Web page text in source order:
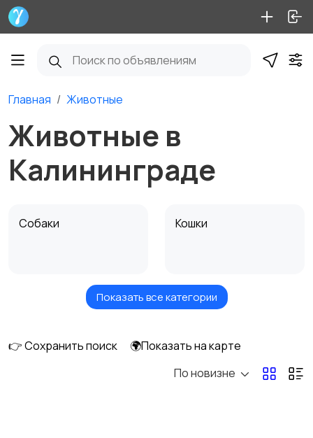
Главная Животные
Животные в
Калининграде
Собаки Кошки
Грызуны
Показать все категории
👉 Сохранить поиск
🌍Показать на карте
По новизне